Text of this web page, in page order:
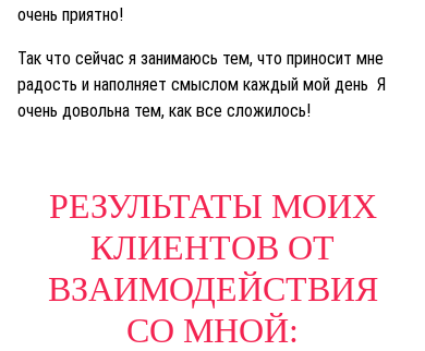
очень приятно!
Так что сейчас я занимаюсь тем, что приносит мне
радость и наполняет смыслом каждый мой день Я
очень довольна тем, как все сложилось!
РЕЗУЛЬТАТЫ МОИХ
КЛИЕНТОВ ОТ
ВЗАИМОДЕЙСТВИЯ
СО МНОЙ: